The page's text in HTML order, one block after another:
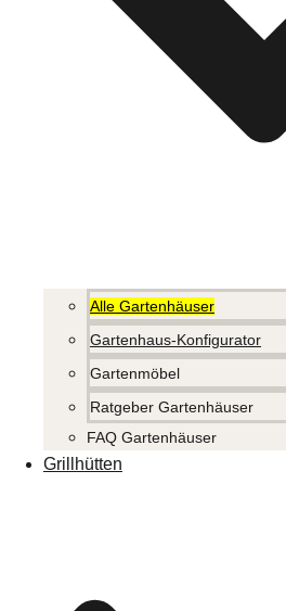
Alle Gartenhäuser
Gartenhaus-Konfigurator
Gartenmöbel
Ratgeber Gartenhäuser
FAQ Gartenhäuser
Grillhütten